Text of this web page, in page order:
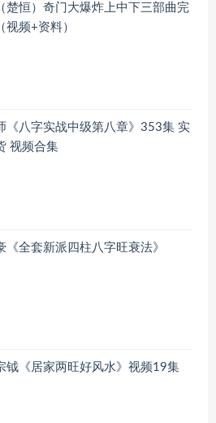
楚恒）奇门大爆炸上中下三部曲完
视频+资料）
《八字实战中级第八章》353集 实
视频合集
《全套新派四柱八字旺衰法》
钺《居家两旺好风水》视频19集